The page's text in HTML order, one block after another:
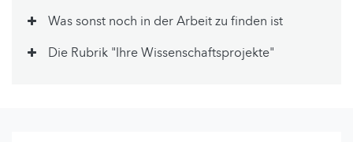
Was sonst noch in der Arbeit zu finden ist
Die Rubrik "Ihre Wissenschaftsprojekte"